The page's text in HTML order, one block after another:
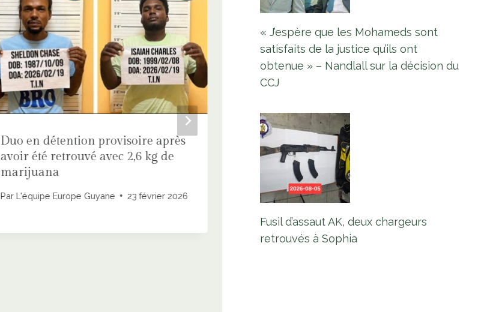
Duo en détention provisoire après
avoir été retrouvé avec 2,6 kg de
marijuana
Par L'équipe Europe Guyane 23 février 2026
Un homme de Berbice accusé de
tentative de meurtre sur sa
ParL'équipe Europe Guyane
« J’espère que les Mohameds sont
satisfaits de la justice qu’ils ont
obtenue » – Nandlall sur la décision du
CCJ
Fusil d’assaut AK, deux chargeurs
retrouvés à Sophia